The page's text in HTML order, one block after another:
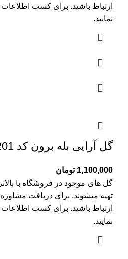
ارتباط باشید. برای کسب اطلاعات
نمایید.
گل آرایی بله برون کد 201
1,100,000 تومان
گل های موجود در فروشگاه با
تهیه میشوند. برای دریافت
ارتباط باشید. برای کسب اطلاعات
نمایید.